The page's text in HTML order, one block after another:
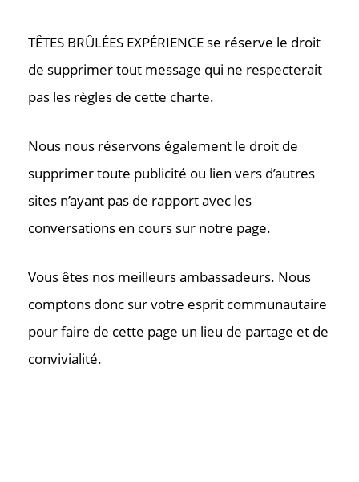
TÊTES BRÛLÉES EXPÉRIENCE se réserve le droit
de supprimer tout message qui ne respecterait
pas les règles de cette charte.
Nous nous réservons également le droit de
supprimer toute publicité ou lien vers d’autres
sites n’ayant pas de rapport avec les
conversations en cours sur notre page.
Vous êtes nos meilleurs ambassadeurs. Nous
comptons donc sur votre esprit communautaire
pour faire de cette page un lieu de partage et de
convivialité.